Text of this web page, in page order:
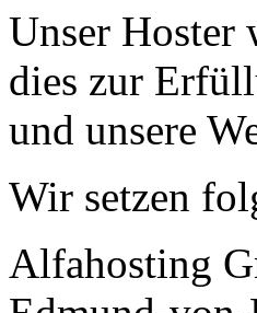
Unser Hoster
dies zur
und unsere
Wir setzen
Alfahosting